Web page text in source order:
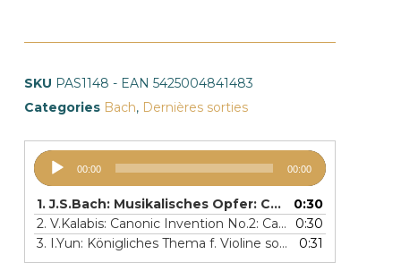
SKU PAS1148 - EAN 5425004841483
Categories Bach, Dernières sorties
Lecteur
audio
00:00 00:00
1.J.S.Bach: Musikalisches Opfer: Canon a 2 Violini in unisono
0:30
2. V.Kalabis: Canonic Invention No.2: Canon in 6
0:30
3.
I.Yun: Königliches Thema f. Violine solo 0:31